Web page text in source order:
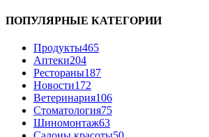
ПОПУЛЯРНЫЕ КАТЕГОРИИ
Продукты465
Аптеки204
Рестораны187
Новости172
Ветеринария106
Стоматология75
Шиномонтаж63